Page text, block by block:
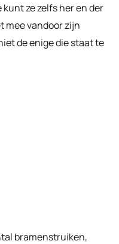
ze zelfs her en der
mee vandoor zijn
de enige die staat te
bramenstruiken,